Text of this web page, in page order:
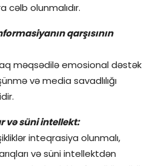
cəlb olunmalıdır.
qarşısının
məqsədilə emosional dəstək
və media savadlılığı
və süni intellekt:
inteqrasiya olunmalı,
və süni intellektdən